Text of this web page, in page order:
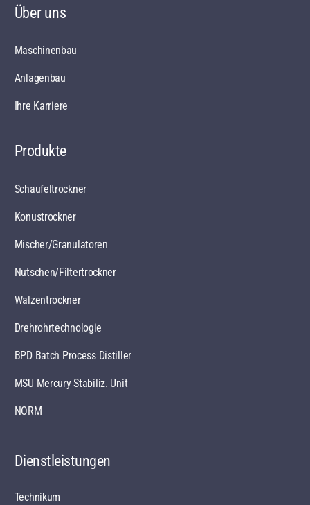
Über uns
Maschinenbau
Anlagenbau
Ihre Karriere
Produkte
Schaufeltrockner
Konustrockner
Mischer/Granulatoren
Nutschen/Filtertrockner
Walzentrockner
Drehrohrtechnologie
BPD Batch Process Distiller
MSU Mercury Stabiliz. Unit
NORM
Dienstleistungen
Technikum